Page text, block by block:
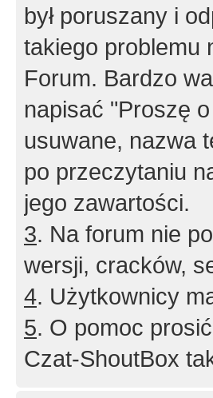
był poruszany i
takiego problemu
Forum. Bardzo
napisać "Proszę
usuwane, nazwa
po przeczytaniu
jego zawartości.
3. Na forum nie
wersji, cracków,
4. Użytkownicy
5. O pomoc
Czat-ShoutBox